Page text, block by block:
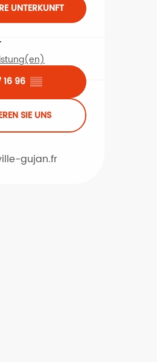
UNTERKUNFT
für Behinderte
16 96 ▒▒
SIE UNS
gujan.fr